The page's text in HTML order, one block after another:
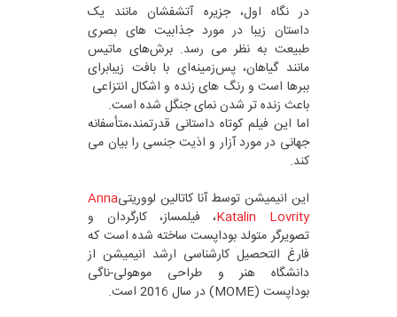
در نگاه اول، جزیره آتشفشان مانند یک
داستان زیبا در مورد جذابیت های بصری
طبیعت به نظر می رسد. برش‌های ماتیس
مانند گیاهان، پس‌زمینه‌ای با بافت زیبابرای
ببرها است و رنگ های زنده و اشکال انتزاعی
باعث زنده تر شدن نمای جنگل شده است.
اما این فیلم کوتاه داستانی قدرتمند،متأسفانه
جهانی در مورد آزار و اذیت جنسی را بیان می
کند.
این انیمیشن توسط آنا کاتالین لووریتیAnna
Katalin Lovrity، فیلمساز، کارگردان و
تصویرگر متولد بوداپست ساخته شده است که
فارغ التحصیل کارشناسی ارشد انیمیشن از
دانشگاه هنر و طراحی موهولی-ناگی
بوداپست (MOME) در سال 2016 است.